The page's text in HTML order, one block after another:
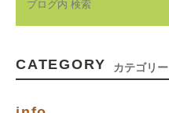
CATEGORY カテゴリー